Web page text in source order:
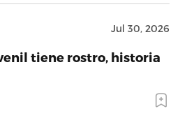
Jul 30, 2026
tiene rostro, historia